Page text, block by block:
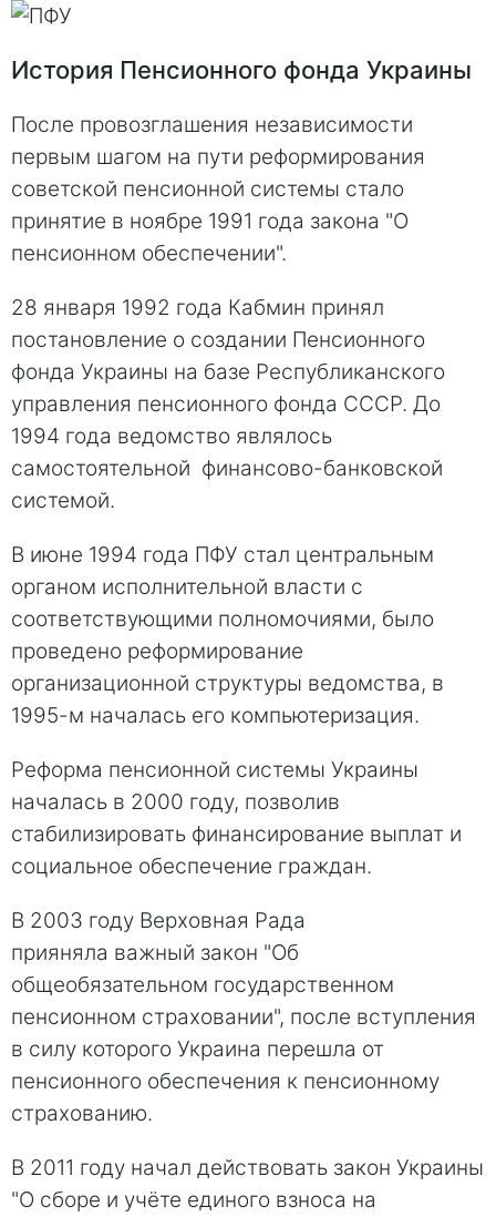
История Пенсионного фонда Украины
После провозглашения независимости
первым шагом на пути реформирования
советской пенсионной системы стало
принятие в ноябре 1991 года закона "О
пенсионном обеспечении".
28 января 1992 года Кабмин принял
постановление о создании Пенсионного
фонда Украины на базе Республиканского
управления пенсионного фонда СССР. До
1994 года ведомство являлось
самостоятельной финансово-банковской
системой.
В июне 1994 года ПФУ стал центральным
органом исполнительной власти с
соответствующими полномочиями, было
проведено реформирование
организационной структуры ведомства, в
1995-м началась его компьютеризация.
Реформа пенсионной системы Украины
началась в 2000 году, позволив
стабилизировать финансирование выплат и
социальное обеспечение граждан.
В 2003 году Верховная Рада
прияняла важный закон "Об
общеобязательном государственном
пенсионном страховании", после вступления
в силу которого Украина перешла от
пенсионного обеспечения к пенсионному
страхованию.
В 2011 году начал действовать закон Украины
"О сборе и учёте единого взноса на